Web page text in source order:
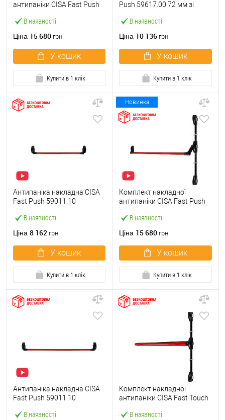
В наявності
антипаніки CISA Fast Push
точковий вверх-вниз
Ціна 15 680 грн.
У кошик
Купити в 1 клік
В наявності
Push 59617.00 72 мм зі
Ціна 10 136 грн.
У кошик
Купити в 1 клік
В наявності
Антипаніка накладна CISA
Fast Push 59011.10
штангою 900 мм червона
Ціна 8 162 грн.
У кошик
Купити в 1 клік
Новинка
В наявності
Комплект накладної
антипаніки CISA Fast Push
точковий вбік червона
Ціна 15 680 грн.
У кошик
Купити в 1 клік
В наявності
Антипаніка накладна CISA
Fast Push 59011.10
штангою 1500 мм червона
В наявності
Комплект накладної
антипаніки CISA Fast Touch
точковий вбік червона